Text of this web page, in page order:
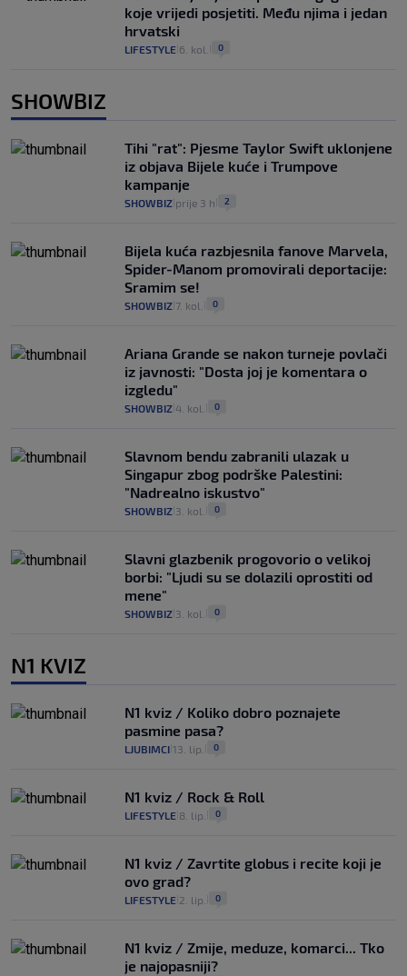
koje vrijedi posjetiti. Među njima i jedan
hrvatski
LIFESTYLE 6. kol. 0
SHOWBIZ
Tihi "rat": Pjesme Taylor Swift uklonjene
iz objava Bijele kuće i Trumpove
kampanje
SHOWBIZ prije 3 h 2
Bijela kuća razbjesnila fanove Marvela,
Spider-Manom promovirali deportacije:
Sramim se!
SHOWBIZ 7. kol. 0
Ariana Grande se nakon turneje povlači
iz javnosti: "Dosta joj je komentara o
izgledu"
SHOWBIZ 4. kol. 0
Slavnom bendu zabranili ulazak u
Singapur zbog podrške Palestini:
"Nadrealno iskustvo"
SHOWBIZ 3. kol. 0
Slavni glazbenik progovorio o velikoj
borbi: "Ljudi su se dolazili oprostiti od
mene"
SHOWBIZ 3. kol. 0
N1 KVIZ
N1 kviz / Koliko dobro poznajete
pasmine pasa?
LJUBIMCI 13. lip. 0
N1 kviz / Rock & Roll
LIFESTYLE 8. lip. 0
N1 kviz / Zavrtite globus i recite koji je
ovo grad?
LIFESTYLE 2. lip. 0
N1 kviz / Zmije, meduze, komarci... Tko
je najopasniji?